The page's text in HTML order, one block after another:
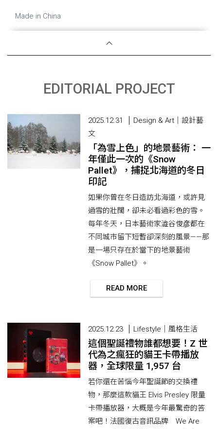
Made in China
EDITORIAL PROJECT
2025.12.31
Design & Art｜設計藝
文
「為雪上色」的地景藝術： 一
年僅此一次的《Snow
Pallet》，捕捉北海道的冬日
印記
如果你曾在冬日造訪北海道，或許見
過雪的壯闊，卻未必看過彩色的雪。
每年冬天，日本藝術家澁谷俊彦都在
不同城市留下短暫卻深刻的風景——那
是一場只存在於當下的地景藝術
《Snow Pallet》。
READ MORE
2025.12.23 Lifestyle｜風格生活
這個聖誕禮物誰都想要！Z 世
代為之瘋狂的貓王卡帶播放
器，全球限量 1,957 台
若你還在苦惱今年聖誕節的交換禮
物，那麼這款貓王 Elvis Presley 限量
卡帶播放器，大概是今年最驚奇的答
案吧！法國復古音訊品牌 We Are